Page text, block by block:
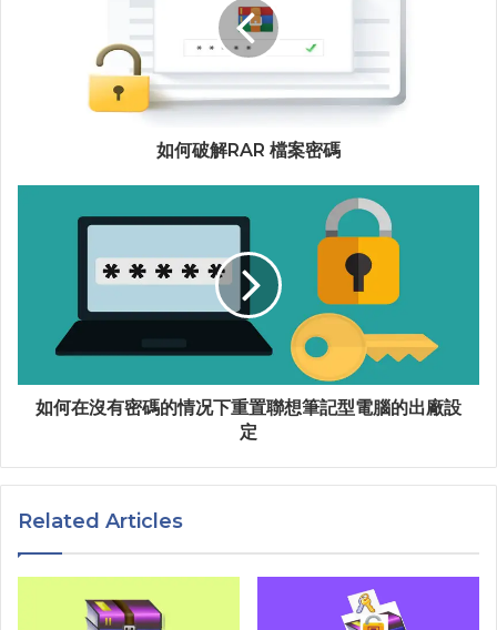
如何破解RAR 檔案密碼
如何在沒有密碼的情况下重置聯想筆記型電腦的出廠設
定
Related Articles